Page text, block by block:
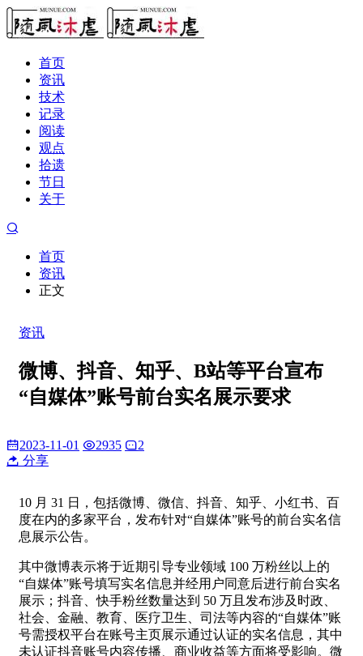
首页
资讯
技术
记录
阅读
观点
拾遗
节日
关于
首页
资讯
正文
资讯
微博、抖音、知乎、B站等平台宣布
“自媒体”账号前台实名展示要求
2023-11-01 2935
2
分享
10 月 31 日，包括微博、微信、抖音、知乎、小红书、百
度在内的多家平台，发布针对“自媒体”账号的前台实名信
息展示公告。
其中微博表示将于近期引导专业领域 100 万粉丝以上的
“自媒体”账号填写实名信息并经用户同意后进行前台实名
展示；抖音、快手粉丝数量达到 50 万且发布涉及时政、
社会、金融、教育、医疗卫生、司法等内容的“自媒体”账
号需授权平台在账号主页展示通过认证的实名信息，其中
未认证抖音账号内容传播、商业收益等方面将受影响。微